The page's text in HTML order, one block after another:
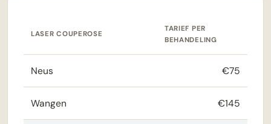
LASER COUPEROSE
TARIEF PER
BEHANDELING
Neus €75
Wangen €145